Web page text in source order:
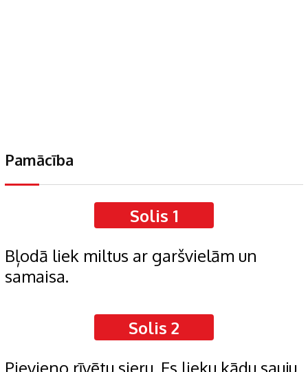
Pamācība
Solis 1
Bļodā liek miltus ar garšvielām un
samaisa.
Solis 2
Pievieno rīvētu sieru. Es lieku kādu sauju